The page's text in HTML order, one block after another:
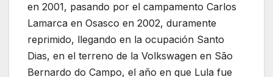
en 2001, pasando por el campamento Carlos
Lamarca en Osasco en 2002, duramente
reprimido, llegando en la ocupación Santo
Dias, en el terreno de la Volkswagen en São
Bernardo do Campo, el año en que Lula fue